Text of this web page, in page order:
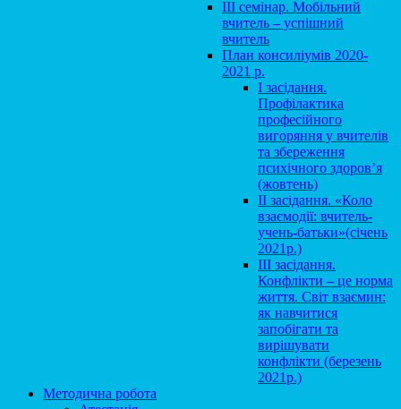
ІІІ семінар. Мобільний
вчитель – успішний
вчитель
План консиліумів 2020-
2021 р.
І засідання.
Профілактика
професійного
вигоряння у вчителів
та збереження
психічного здоров’я
(жовтень)
ІІ засідання. «Коло
взаємодії: вчитель-
учень-батьки»(січень
2021р.)
ІІІ засідання.
Конфлікти – це норма
життя. Світ взаємин:
як навчитися
запобігати та
вирішувати
конфлікти (березень
2021р.)
Методична робота